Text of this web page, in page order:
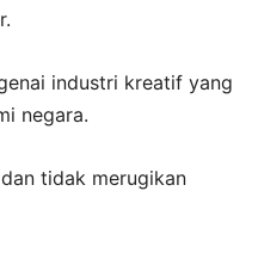
industri kreatif yang
negara.
tidak merugikan